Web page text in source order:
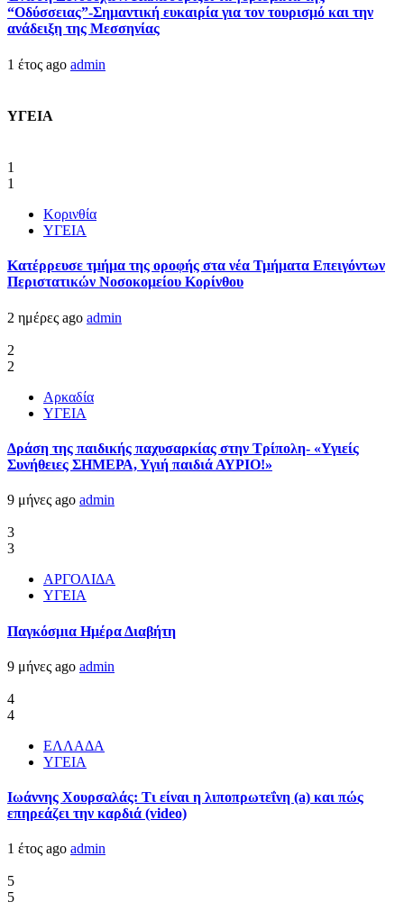
“Οδύσσειας”-Σημαντική ευκαιρία για τον τουρισμό και την
ανάδειξη της Μεσσηνίας
1 έτος ago admin
ΥΓΕΙΑ
1
1
Κορινθία
ΥΓΕΙΑ
Kατέρρευσε τμήμα της οροφής στα νέα Τμήματα Επειγόντων
Περιστατικών Νοσοκομείου Κορίνθου
2 ημέρες ago admin
2
2
Αρκαδία
ΥΓΕΙΑ
Δράση της παιδικής παχυσαρκίας στην Τρίπολη- «Υγιείς
Συνήθειες ΣΗΜΕΡΑ, Υγιή παιδιά ΑΥΡΙΟ!»
9 μήνες ago admin
3
3
ΑΡΓΟΛΙΔΑ
ΥΓΕΙΑ
Παγκόσμια Ημέρα Διαβήτη
9 μήνες ago admin
4
4
ΕΛΛΑΔΑ
ΥΓΕΙΑ
Ιωάννης Χουρσαλάς: Τι είναι η λιποπρωτεΐνη (a) και πώς
επηρεάζει την καρδιά (video)
1 έτος ago admin
5
5